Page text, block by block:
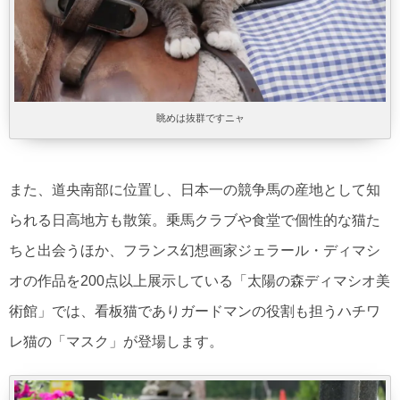
眺めは抜群ですニャ
また、道央南部に位置し、日本一の競争馬の産地として知
られる日高地方も散策。乗馬クラブや食堂で個性的な猫た
ちと出会うほか、フランス幻想画家ジェラール・ディマシ
オの作品を200点以上展示している「太陽の森ディマシオ美
術館」では、看板猫でありガードマンの役割も担うハチワ
レ猫の「マスク」が登場します。